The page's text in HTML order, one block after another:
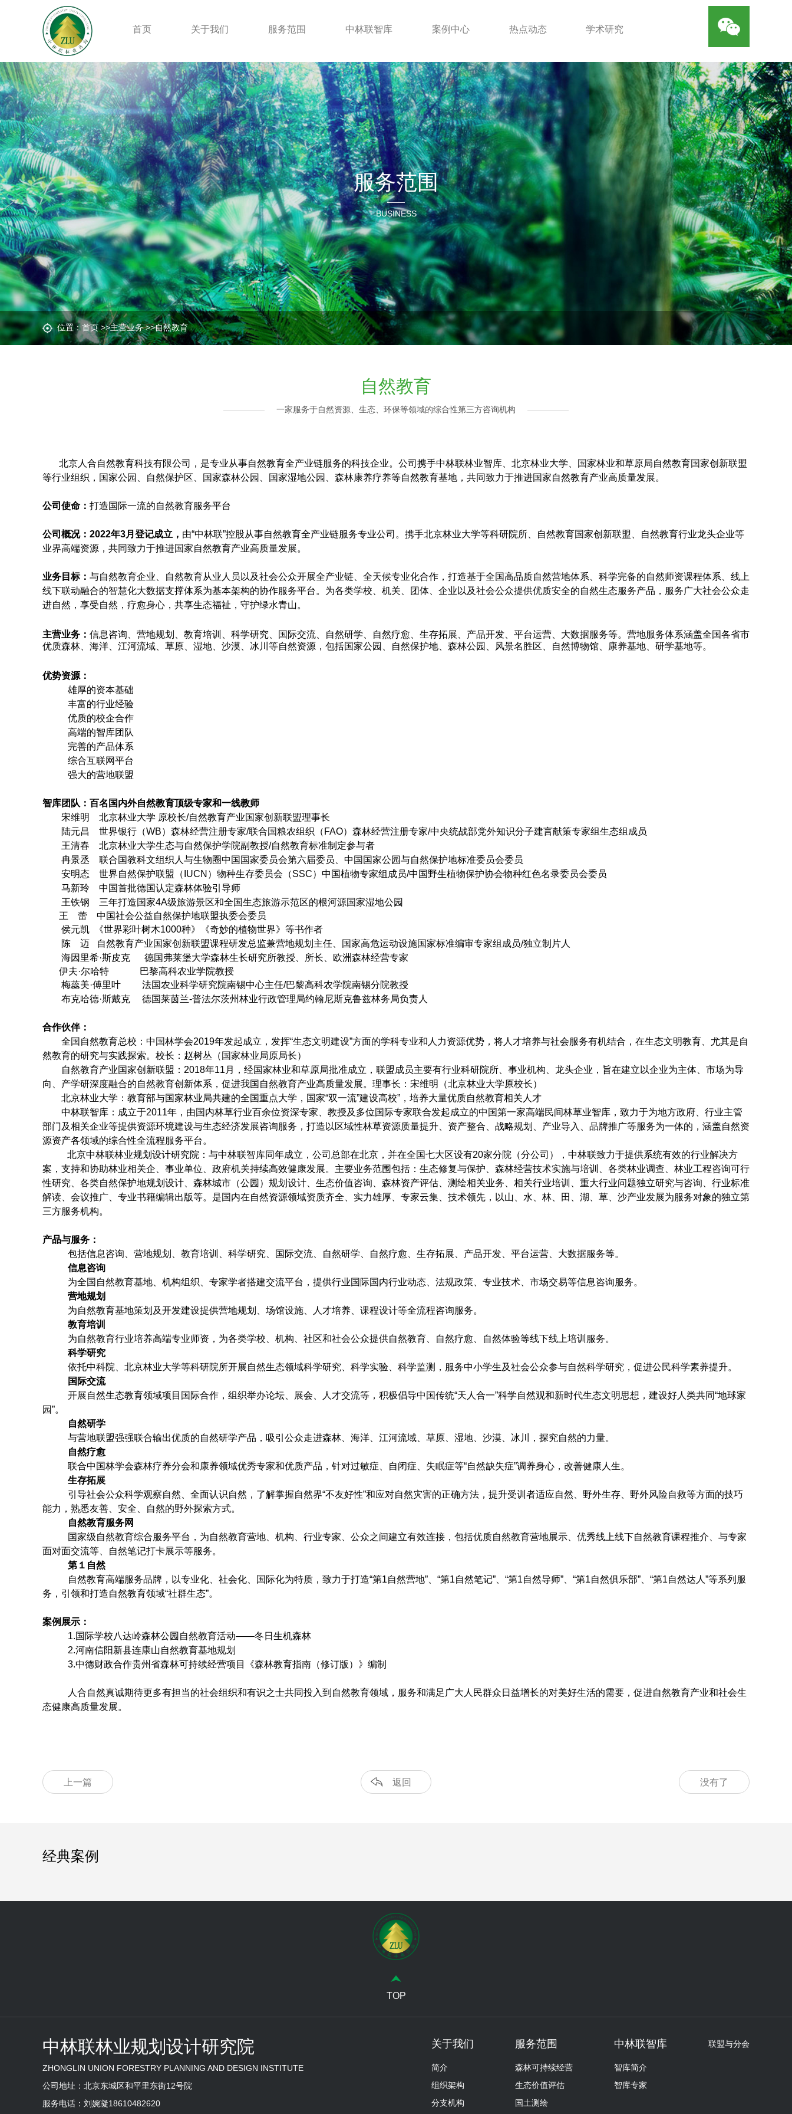
首页 关于我们 服务范围 中林联智库 案例中心 热点动态 学术研究
服务范围
BUSINESS
位置：首页 >>主营业务>>自然教育
自然教育
一家服务于自然资源、生态、环保等领域的综合性第三方咨询机构
北京人合自然教育科技有限公司，是专业从事自然教育全产业链服务的科技企业。公司携手中林联林业智库、北京林业大学、国家林业和草原局自然教育国家创新联盟
等行业组织，国家公园、自然保护区、国家森林公园、国家湿地公园、森林康养疗养等自然教育基地，共同致力于推进国家自然教育产业高质量发展。
公司使命： 打造国际一流的自然教育服务平台
公司概况：2022年3月登记成立， 由“中林联”控股从事自然教育全产业链服务专业公司。携手北京林业大学等科研院所、自然教育国家创新联盟、自然教育行业龙头企业等
业界高端资源，共同致力于推进国家自然教育产业高质量发展。
业务目标： 与自然教育企业、自然教育从业人员以及社会公众开展全产业链、全天候专业化合作，打造基于全国高品质自然营地体系、科学完备的自然师资课程体系、线上
线下联动融合的智慧化大数据支撑体系为基本架构的协作服务平台。为各类学校、机关、团体、企业以及社会公众提供优质安全的自然生态服务产品，服务广大社会公众走
进自然，享受自然，疗愈身心，共享生态福祉，守护绿水青山。
主营业务： 信息咨询、营地规划、教育培训、科学研究、国际交流、自然研学、自然疗愈、生存拓展、产品开发、平台运营、大数据服务等。营地服务体系涵盖全国各省市
优质森林、海洋、江河流域、草原、湿地、沙漠、冰川等自然资源，包括国家公园、自然保护地、森林公园、风景名胜区、自然博物馆、康养基地、研学基地等。
优势资源：
雄厚的资本基础
丰富的行业经验
优质的校企合作
高端的智库团队
完善的产品体系
综合互联网平台
强大的营地联盟
智库团队：百名国内外自然教育顶级专家和一线教师
宋维明 北京林业大学 原校长/自然教育产业国家创新联盟理事长
陆元昌 世界银行（WB）森林经营注册专家/联合国粮农组织（FAO）森林经营注册专家/中央统战部党外知识分子建言献策专家组生态组成员
王清春 北京林业大学生态与自然保护学院副教授/自然教育标准制定参与者
冉景丞 联合国教科文组织人与生物圈中国国家委员会第六届委员、中国国家公园与自然保护地标准委员会委员
安明态 世界自然保护联盟（IUCN）物种生存委员会（SSC）中国植物专家组成员/中国野生植物保护协会物种红色名录委员会委员
马新玲 中国首批德国认定森林体验引导师
王铁钢 三年打造国家4A级旅游景区和全国生态旅游示范区的根河源国家湿地公园
王 蕾 中国社会公益自然保护地联盟执委会委员
侯元凯 《世界彩叶树木1000种》《奇妙的植物世界》等书作者
陈 迈 自然教育产业国家创新联盟课程研发总监兼营地规划主任、国家高危运动设施国家标准编审专家组成员/独立制片人
海因里希·斯皮克 德国弗莱堡大学森林生长研究所教授、所长、欧洲森林经营专家
伊夫·尔哈特 巴黎高科农业学院教授
梅蕊美·傅里叶 法国农业科学研究院南锡中心主任/巴黎高科农学院南锡分院教授
布克哈德·斯戴克 德国莱茵兰-普法尔茨州林业行政管理局约翰尼斯克鲁兹林务局负责人
合作伙伴：
全国自然教育总校：中国林学会2019年发起成立，发挥“生态文明建设”方面的学科专业和人力资源优势，将人才培养与社会服务有机结合，在生态文明教育、尤其是自
然教育的研究与实践探索。校长：赵树丛（国家林业局原局长）
自然教育产业国家创新联盟：2018年11月，经国家林业和草原局批准成立，联盟成员主要有行业科研院所、事业机构、龙头企业，旨在建立以企业为主体、市场为导
向、产学研深度融合的自然教育创新体系，促进我国自然教育产业高质量发展。理事长：宋维明（北京林业大学原校长）
北京林业大学：教育部与国家林业局共建的全国重点大学，国家“双一流”建设高校”，培养大量优质自然教育相关人才
中林联智库：成立于2011年，由国内林草行业百余位资深专家、教授及多位国际专家联合发起成立的中国第一家高端民间林草业智库，致力于为地方政府、行业主管
部门及相关企业等提供资源环境建设与生态经济发展咨询服务，打造以区域性林草资源质量提升、资产整合、战略规划、产业导入、品牌推广等服务为一体的，涵盖自然资
源资产各领域的综合性全流程服务平台。
北京中林联林业规划设计研究院：与中林联智库同年成立，公司总部在北京，并在全国七大区设有20家分院（分公司），中林联致力于提供系统有效的行业解决方
案，支持和协助林业相关企、事业单位、政府机关持续高效健康发展。主要业务范围包括：生态修复与保护、森林经营技术实施与培训、各类林业调查、林业工程咨询可行
性研究、各类自然保护地规划设计、森林城市（公园）规划设计、生态价值咨询、森林资产评估、测绘相关业务、相关行业培训、重大行业问题独立研究与咨询、行业标准
解读、会议推广、专业书籍编辑出版等。是国内在自然资源领域资质齐全、实力雄厚、专家云集、技术领先，以山、水、林、田、湖、草、沙产业发展为服务对象的独立第
三方服务机构。
产品与服务：
包括信息咨询、营地规划、教育培训、科学研究、国际交流、自然研学、自然疗愈、生存拓展、产品开发、平台运营、大数据服务等。
信息咨询
为全国自然教育基地、机构组织、专家学者搭建交流平台，提供行业国际国内行业动态、法规政策、专业技术、市场交易等信息咨询服务。
营地规划
为自然教育基地策划及开发建设提供营地规划、场馆设施、人才培养、课程设计等全流程咨询服务。
教育培训
为自然教育行业培养高端专业师资，为各类学校、机构、社区和社会公众提供自然教育、自然疗愈、自然体验等线下线上培训服务。
科学研究
依托中科院、北京林业大学等科研院所开展自然生态领域科学研究、科学实验、科学监测，服务中小学生及社会公众参与自然科学研究，促进公民科学素养提升。
国际交流
开展自然生态教育领域项目国际合作，组织举办论坛、展会、人才交流等，积极倡导中国传统“天人合一”科学自然观和新时代生态文明思想，建设好人类共同“地球家
园”。
自然研学
与营地联盟强强联合输出优质的自然研学产品，吸引公众走进森林、海洋、江河流域、草原、湿地、沙漠、冰川，探究自然的力量。
自然疗愈
联合中国林学会森林疗养分会和康养领域优秀专家和优质产品，针对过敏症、自闭症、失眠症等“自然缺失症”调养身心，改善健康人生。
生存拓展
引导社会公众科学观察自然、全面认识自然，了解掌握自然界“不友好性”和应对自然灾害的正确方法，提升受训者适应自然、野外生存、野外风险自救等方面的技巧
能力，熟悉友善、安全、自然的野外探索方式。
自然教育服务网
国家级自然教育综合服务平台，为自然教育营地、机构、行业专家、公众之间建立有效连接，包括优质自然教育营地展示、优秀线上线下自然教育课程推介、与专家
面对面交流等、自然笔记打卡展示等服务。
第１自然
自然教育高端服务品牌，以专业化、社会化、国际化为特质，致力于打造“第1自然营地”、“第1自然笔记”、“第1自然导师”、“第1自然俱乐部”、“第1自然达人”等系列服
务，引领和打造自然教育领域“社群生态”。
案例展示：
1.国际学校八达岭森林公园自然教育活动——冬日生机森林
2.河南信阳新县连康山自然教育基地规划
3.中德财政合作贵州省森林可持续经营项目《森林教育指南（修订版）》编制
人合自然真诚期待更多有担当的社会组织和有识之士共同投入到自然教育领域，服务和满足广大人民群众日益增长的对美好生活的需要，促进自然教育产业和社会生
态健康高质量发展。
上一篇 返回 没有了
经典案例
TOP
中林联林业规划设计研究院
ZHONGLIN UNION FORESTRY PLANNING AND DESIGN INSTITUTE
公司地址：北京东城区和平里东街12号院
服务电话：刘婉凝18610482620
关于我们
简介
组织架构
分支机构
服务范围
森林可持续经营
生态价值评估
国土测绘
中林联智库
智库简介
智库专家
联盟与分会